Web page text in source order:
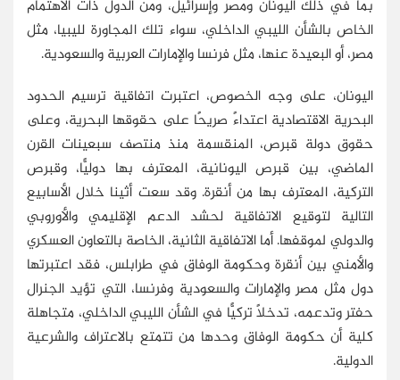
بما في ذلك اليونان ومصر وإسرائيل، ومن الدول ذات الاهتمام
الخاص بالشأن الليبي الداخلي، سواء تلك المجاورة لليبيا، مثل
مصر، أو البعيدة عنها، مثل فرنسا والإمارات العربية والسعودية.
اليونان، على وجه الخصوص، اعتبرت اتفاقية ترسيم الحدود
البحرية الاقتصادية اعتداءً صريحًا على حقوقها البحرية، وعلى
حقوق دولة قبرص، المنقسمة منذ منتصف سبعينات القرن
الماضي، بين قبرص اليونانية، المعترف بها دوليًّا، وقبرص
التركية، المعترف بها من أنقرة. وقد سعت أثينا خلال الأسابيع
التالية لتوقيع الاتفاقية لحشد الدعم الإقليمي والأوروبي
والدولي لموقفها. أما الاتفاقية الثانية، الخاصة بالتعاون العسكري
والأمني بين أنقرة وحكومة الوفاق في طرابلس، فقد اعتبرتها
دول مثل مصر والإمارات والسعودية وفرنسا، التي تؤيد الجنرال
حفتر وتدعمه، تدخلًا تركيًّا في الشأن الليبي الداخلي، متجاهلة
كلية أن حكومة الوفاق وحدها من تتمتع بالاعتراف والشرعية
الدولية.